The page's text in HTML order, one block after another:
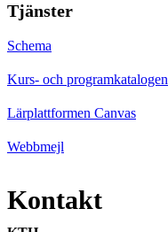
Tjänster
Schema
Kurs- och programkatalogen
Lärplattformen Canvas
Webbmejl
Kontakt